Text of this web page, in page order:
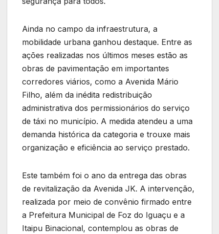
Ainda no campo da infraestrutura, a
mobilidade urbana ganhou destaque. Entre as
ações realizadas nos últimos meses estão as
obras de pavimentação em importantes
corredores viários, como a Avenida Mário
Filho, além da inédita redistribuição
administrativa dos permissionários do serviço
de táxi no município. A medida atendeu a uma
demanda histórica da categoria e trouxe mais
organização e eficiência ao serviço prestado.
Este também foi o ano da entrega das obras
de revitalização da Avenida JK. A intervenção,
realizada por meio de convênio firmado entre
a Prefeitura Municipal de Foz do Iguaçu e a
Itaipu Binacional, contemplou as obras de